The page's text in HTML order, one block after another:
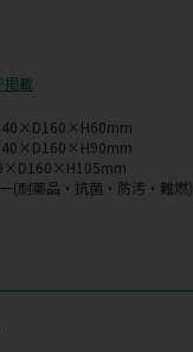
掲載
(耐薬品・抗菌・防汚・難燃)